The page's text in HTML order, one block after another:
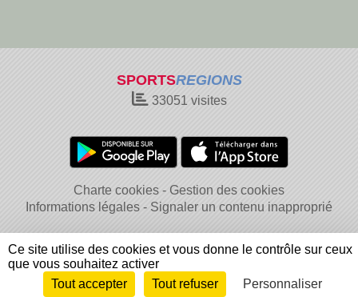
SPORTSREGIONS
33051 visites
Charte cookies
Gestion des cookies
Informations légales
Signaler un contenu inapproprié
Envie de participer ? Connexion
Ce site utilise des cookies et vous donne le contrôle sur ceux
que vous souhaitez activer
Tout accepter
Tout refuser Personnaliser